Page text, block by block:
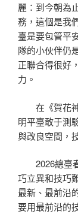
麗：到今朝為
務，這個是我
臺是要包管平
隊的小伙伴仍
正聯合得很好
力。
在《賀花
明平臺敢于測
與改良空間，
2026總臺
巧立異和技巧
最新、最前沿
要用最前沿的